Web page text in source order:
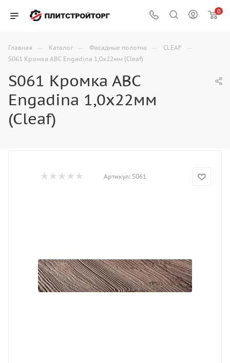
0
Главная — Каталог — Фасадные полотна — CLEAF —
S061 Кромка АВС Engadina 1,0х22мм (Cleaf)
S061 Кромка АВС
Engadina 1,0х22мм
(Cleaf)
Артикул: S061